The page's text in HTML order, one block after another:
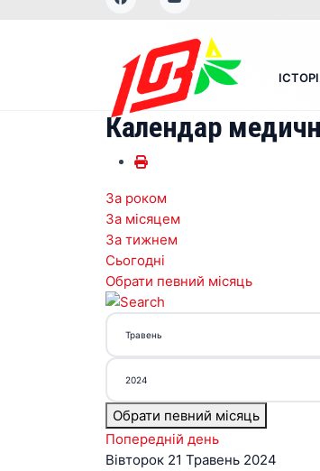
Календар
За роком
За місяцем
За тижнем
Сьогодні
Обрати певний місяць
Обрати певний місяць
Попередній день
Вівторок 21 Травень 2024